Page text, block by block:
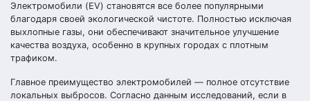
Электромобили (EV) становятся все более популярными
благодаря своей экологической чистоте. Полностью исключая
выхлопные газы, они обеспечивают значительное улучшение
качества воздуха, особенно в крупных городах с плотным
трафиком.
Главное преимущество электромобилей — полное отсутствие
локальных выбросов. Согласно данным исследований, если в